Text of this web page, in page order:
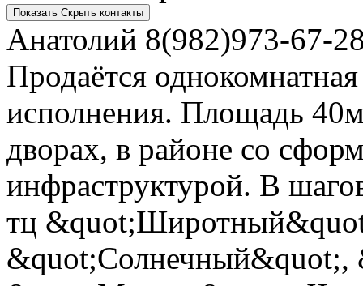
Показать Скрыть контакты
Анатолий 8(982)973-67-
Продаётся
исполнения. Площадь
дворах, в районе со
инфраструктурой. В
тц
&quot;Солнечный&quot;,